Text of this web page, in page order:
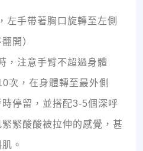
左手帶著胸口旋轉至左側
開）
，注意手臂不超過身體
次，在身體轉至最外側
時停留，並搭配3-5個深呼
緊酸酸被拉伸的感覺，甚
。